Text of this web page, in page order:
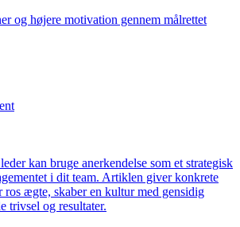
og højere motivation gennem målrettet
kan bruge anerkendelse som et strategisk
i dit team. Artiklen giver konkrete
ægte, skaber en kultur med gensidig
trivsel og resultater.